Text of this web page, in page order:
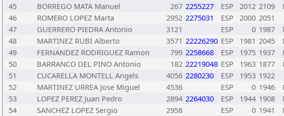
45
BORREGO MATA Manuel 267 2255227 ESP 2012 2109
46
ROMERO LOPEZ Marta 2952 2275031 ESP 2000 2051
47
GUERRERO PIEDRA Antonio 3121 ESP 0 1987
48
MARTINEZ RUBI Alberto 3571 22226290 ESP 1981 2045
49
FERNANDEZ RODRIGUEZ Ramon 799 2258668 ESP 1975 1937
50
BARRANCO DEL PINO Antonio 182 22219048 ESP 1963 1877
51
CUCARELLA MONTELL Angels 4056 2280230 ESP 1953 1922
52
MARTINEZ URREA Jose Miguel 4536 ESP 0 1946
53
LOPEZ PEREZ Juan Pedro 2894 2264030 ESP 1944 1908
54
SANCHEZ LOPEZ Sergio 2958 ESP 0 1941